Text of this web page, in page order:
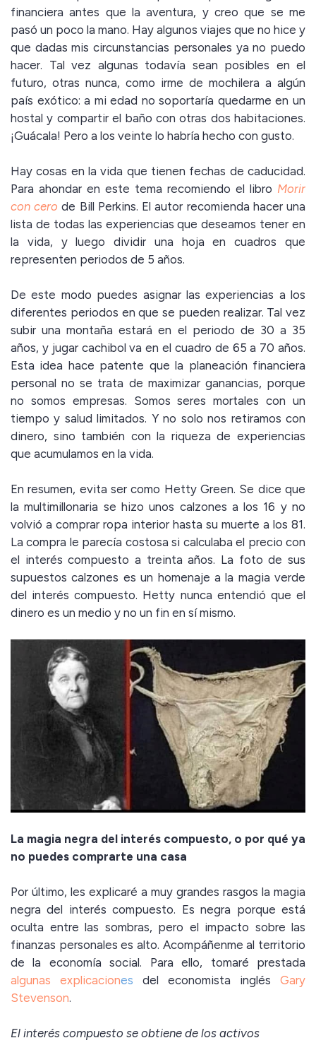
financiera antes que la aventura, y creo que se me
pasó un poco la mano. Hay algunos viajes que no hice y
que dadas mis circunstancias personales ya no puedo
hacer. Tal vez algunas todavía sean posibles en el
futuro, otras nunca, como irme de mochilera a algún
país exótico: a mi edad no soportaría quedarme en un
hostal y compartir el baño con otras dos habitaciones.
¡Guácala! Pero a los veinte lo habría hecho con gusto.
Hay cosas en la vida que tienen fechas de caducidad.
Para ahondar en este tema recomiendo el libro Morir
con cero de Bill Perkins. El autor recomienda hacer una
lista de todas las experiencias que deseamos tener en
la vida, y luego dividir una hoja en cuadros que
representen periodos de 5 años.
De este modo puedes asignar las experiencias a los
diferentes periodos en que se pueden realizar. Tal vez
subir una montaña estará en el periodo de 30 a 35
años, y jugar cachibol va en el cuadro de 65 a 70 años.
Esta idea hace patente que la planeación financiera
personal no se trata de maximizar ganancias, porque
no somos empresas. Somos seres mortales con un
tiempo y salud limitados. Y no solo nos retiramos con
dinero, sino también con la riqueza de experiencias
que acumulamos en la vida.
En resumen, evita ser como Hetty Green. Se dice que
la multimillonaria se hizo unos calzones a los 16 y no
volvió a comprar ropa interior hasta su muerte a los 81.
La compra le parecía costosa si calculaba el precio con
el interés compuesto a treinta años. La foto de sus
supuestos calzones es un homenaje a la magia verde
del interés compuesto. Hetty nunca entendió que el
dinero es un medio y no un fin en sí mismo.
La magia negra del interés compuesto, o por qué ya
no puedes comprarte una casa
Por último, les explicaré a muy grandes rasgos la magia
negra del interés compuesto. Es negra porque está
oculta entre las sombras, pero el impacto sobre las
finanzas personales es alto. Acompáñenme al territorio
de la economía social. Para ello, tomaré prestada
algunas explicaciones del economista inglés Gary
Stevenson.
El interés compuesto se obtiene de los activos